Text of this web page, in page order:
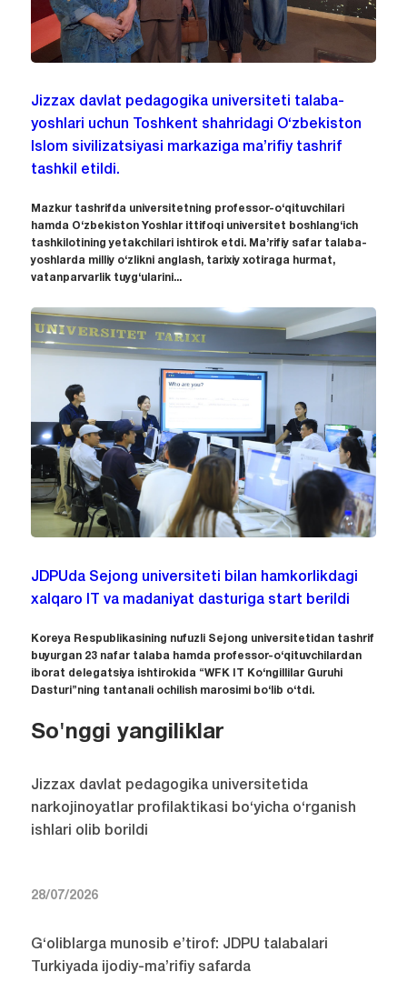
Jizzax davlat pedagogika universiteti talaba-
yoshlari uchun Toshkent shahridagi O‘zbekiston
Islom sivilizatsiyasi markaziga ma’rifiy tashrif
tashkil etildi.
Mazkur tashrifda universitetning professor-o‘qituvchilari
hamda O‘zbekiston Yoshlar ittifoqi universitet boshlang‘ich
tashkilotining yetakchilari ishtirok etdi. Ma’rifiy safar talaba-
yoshlarda milliy o‘zlikni anglash, tarixiy xotiraga hurmat,
vatanparvarlik tuyg‘ularini...
JDPUda Sejong universiteti bilan hamkorlikdagi
xalqaro IT va madaniyat dasturiga start berildi
Koreya Respublikasining nufuzli Sejong universitetidan tashrif
buyurgan 23 nafar talaba hamda professor-o‘qituvchilardan
iborat delegatsiya ishtirokida “WFK IT Ko‘ngillilar Guruhi
Dasturi”ning tantanali ochilish marosimi bo‘lib o‘tdi.
So'nggi yangiliklar
Jizzax davlat pedagogika universitetida
narkojinoyatlar profilaktikasi bo‘yicha o‘rganish
ishlari olib borildi
28/07/2026
G‘oliblarga munosib e’tirof: JDPU talabalari
Turkiyada ijodiy-ma’rifiy safarda